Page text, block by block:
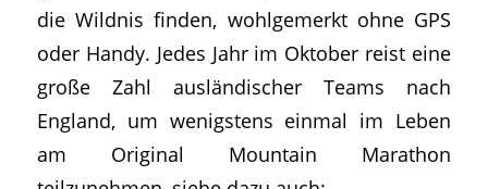
die Wildnis finden, wohlgemerkt ohne GPS
oder Handy. Jedes Jahr im Oktober reist eine
große Zahl ausländischer Teams nach
England, um wenigstens einmal im Leben
am Original Mountain Marathon